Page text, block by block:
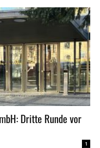
Dritte Runde vor
1